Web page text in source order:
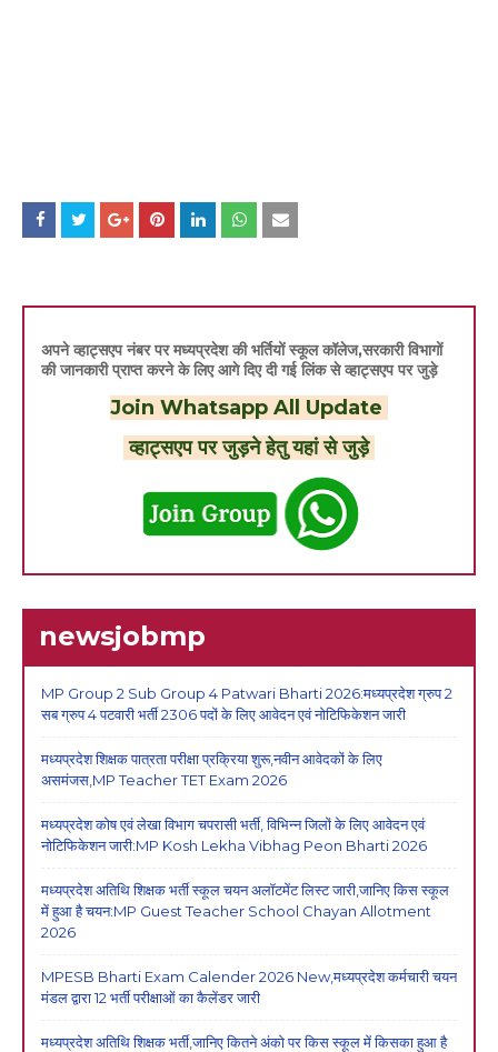
अपने व्हाट्सएप नंबर पर मध्यप्रदेश की भर्तियों स्कूल कॉलेज,सरकारी विभागों
की जानकारी प्राप्त करने के लिए आगे दिए दी गई लिंक से व्हाट्सएप पर जुड़े
Join Whatsapp All Update
व्हाट्सएप पर जुड़ने हेतु यहां से जुड़े
newsjobmp
MP Group 2 Sub Group 4 Patwari Bharti 2026:मध्यप्रदेश ग्रुप 2
सब ग्रुप 4 पटवारी भर्ती 2306 पदों के लिए आवेदन एवं नोटिफिकेशन जारी
मध्यप्रदेश शिक्षक पात्रता परीक्षा प्रक्रिया शुरू,नवीन आवेदकों के लिए
असमंजस,MP Teacher TET Exam 2026
मध्यप्रदेश कोष एवं लेखा विभाग चपरासी भर्ती, विभिन्न जिलों के लिए आवेदन एवं
नोटिफिकेशन जारी:MP Kosh Lekha Vibhag Peon Bharti 2026
मध्यप्रदेश अतिथि शिक्षक भर्ती स्कूल चयन अलॉटमेंट लिस्ट जारी,जानिए किस स्कूल
में हुआ है चयन:MP Guest Teacher School Chayan Allotment
2026
MPESB Bharti Exam Calender 2026 New,मध्यप्रदेश कर्मचारी चयन
मंडल द्वारा 12 भर्ती परीक्षाओं का कैलेंडर जारी
मध्यप्रदेश अतिथि शिक्षक भर्ती,जानिए कितने अंको पर किस स्कूल में किसका हुआ है